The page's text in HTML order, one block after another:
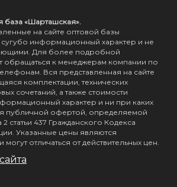
база «Шарташская».
на сайте оптовой базы
информационный характер и не
Для более подробной
обращаться к менеджерам компании по
Вся представленная на сайте
комплектации, технических
сочетаний, а также стоимости
характер и ни при каких
публичной офертой, определяемой
статьи 437 Гражданского Кодекса
Указанные цены являются
отличаться от действительных цен.